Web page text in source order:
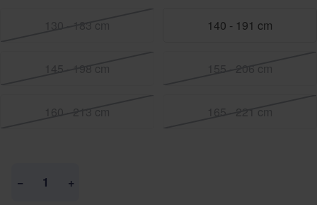
140 - 191 cm
− +